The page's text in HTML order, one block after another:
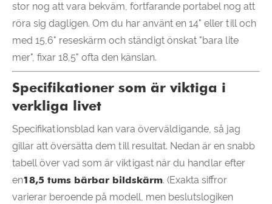
stor nog att vara bekväm, fortfarande portabel nog att
röra sig dagligen. Om du har använt en 14" eller till och
med 15,6" reseskärm och ständigt önskat "bara lite
mer", fixar 18,5" ofta den känslan.
Specifikationer som är viktiga i
verkliga livet
Specifikationsblad kan vara överväldigande, så jag
gillar att översätta dem till resultat. Nedan är en snabb
tabell över vad som är viktigast när du handlar efter
en18,5 tums bärbar bildskärm. (Exakta siffror
varierar beroende på modell, men beslutslogiken